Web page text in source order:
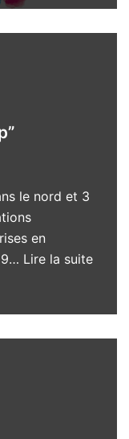
le nord et 3
en
9… Lire la suite